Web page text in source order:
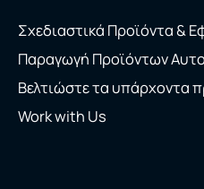
Σχεδιαστικά Προϊόντα &
Παραγωγή Προϊόντων
Βελτιώστε τα υπάρχοντα
Work with Us